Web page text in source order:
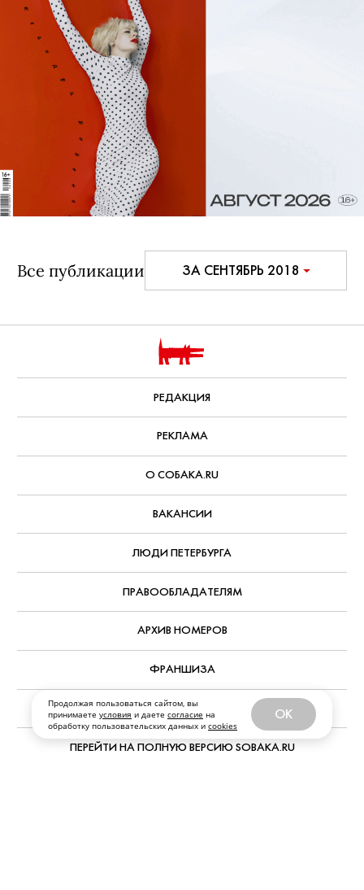
Продолжая пользоваться сайтом, вы
принимаете условия и даете согласие на
обработку пользовательских данных и cookies
OK
Все публикации ЗА СЕНТЯБРЬ 2018
РЕДАКЦИЯ
РЕКЛАМА
О СОБАКА.RU
ВАКАНСИИ
ЛЮДИ ПЕТЕРБУРГА
ПРАВООБЛАДАТЕЛЯМ
АРХИВ НОМЕРОВ
ФРАНШИЗА
ПЕРСОНАЛЬНЫЕ ДАННЫЕ
ПЕРЕЙТИ НА ПОЛНУЮ ВЕРСИЮ SOBAKA.RU